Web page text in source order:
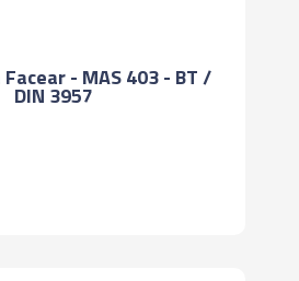
- MAS 403 - BT /
DIN 3957